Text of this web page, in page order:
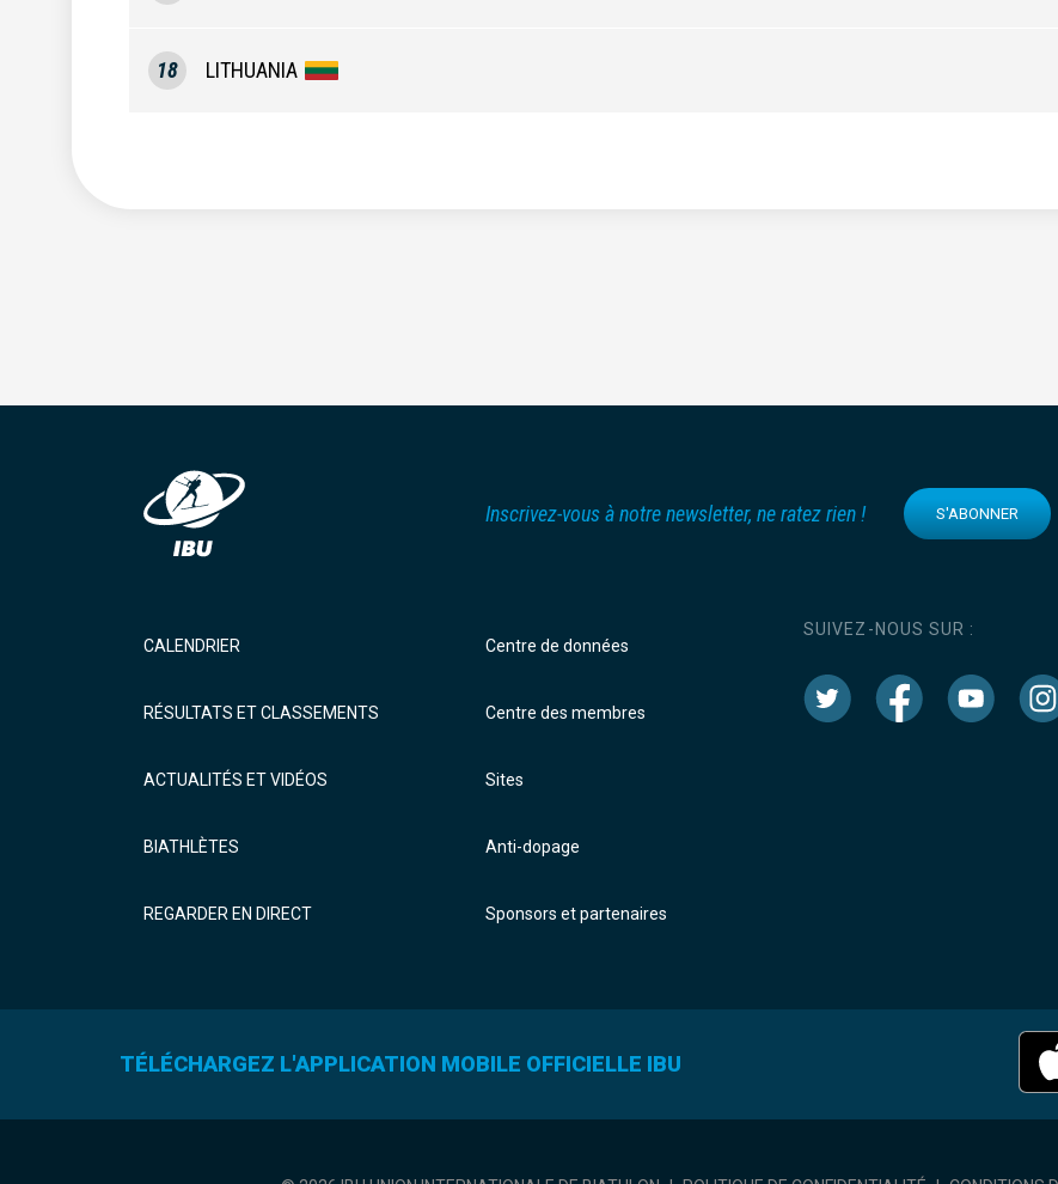
18 LITHUANIA
Inscrivez-vous à notre newsletter, ne ratez rien ! S'ABONNER
CALENDRIER
RÉSULTATS ET CLASSEMENTS
ACTUALITÉS ET VIDÉOS
BIATHLÈTES
REGARDER EN DIRECT
Centre de données
Centre des membres
Sites
Anti-dopage
Sponsors et partenaires
SUIVEZ-NOUS SUR :
TÉLÉCHARGEZ L'APPLICATION MOBILE OFFICIELLE IBU